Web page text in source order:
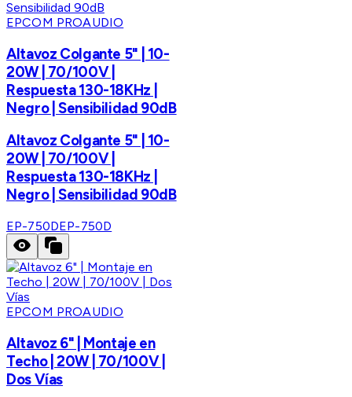
EPCOM PROAUDIO
Altavoz Colgante 5" | 10-
20W | 70/100V |
Respuesta 130-18KHz |
Negro | Sensibilidad 90dB
Altavoz Colgante 5" | 10-
20W | 70/100V |
Respuesta 130-18KHz |
Negro | Sensibilidad 90dB
EP-750DEP-750D
EPCOM PROAUDIO
Altavoz 6" | Montaje en
Techo | 20W | 70/100V |
Dos Vías